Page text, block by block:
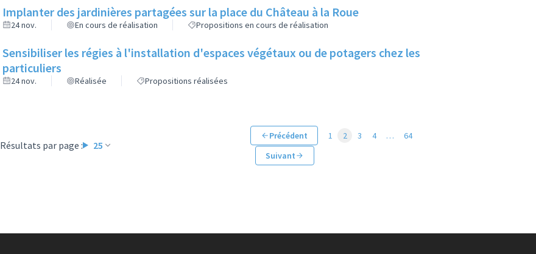
Implanter des jardinières partagées sur la place du Château à la Roue
24 nov. En cours de réalisation Propositions en cours de réalisation
Sensibiliser les régies à l'installation d'espaces végétaux ou de potagers chez les
particuliers
24 nov. Réalisée Propositions réalisées
Résultats par page : 25
Précédent 1 2 3 4 …
64
Suivant